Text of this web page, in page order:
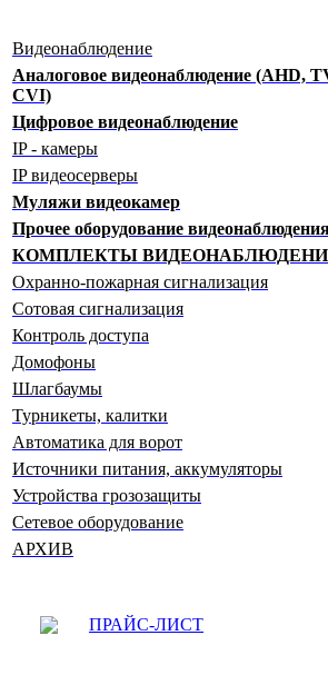
Видеонаблюдение
Аналоговое видеонаблюдение (AHD,
CVI)
Цифровое видеонаблюдение
IP - камеры
IP видеосерверы
Муляжи видеокамер
Прочее оборудование
КОМПЛЕКТЫ
Охранно-пожарная сигнализация
Сотовая сигнализация
Контроль доступа
Домофоны
Шлагбаумы
Турникеты, калитки
Автоматика для ворот
Источники питания, аккумуляторы
Устройства грозозащиты
Сетевое оборудование
АРХИВ
ПРАЙС-ЛИСТ